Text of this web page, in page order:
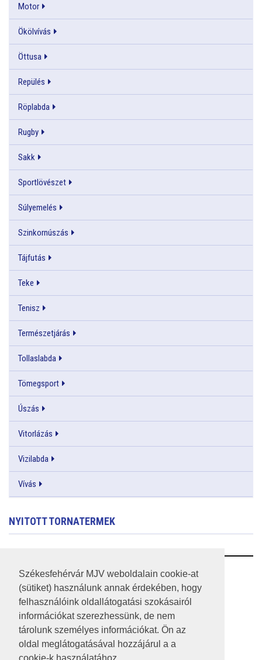
Székesfehérvár MJV weboldalain cookie-at
(sütiket) használunk annak érdekében, hogy
felhasználóink oldallátogatási szokásairól
információkat szerezhessünk, de nem
tárolunk személyes információkat. Ön az
oldal meglátogatásával hozzájárul a a
Motor
Ökölvívás
Öttusa
Repülés
Röplabda
Rugby
Sakk
Sportlövészet
Súlyemelés
Szinkornúszás
Tájfutás
Teke
Tenisz
Természetjárás
Tollaslabda
Tömegsport
Úszás
Vitorlázás
Vizilabda
Vívás
NYITOTT TORNATERMEK
RSS
A HONLAP 2017.03.31-I ÁLLAPOTA
JOGI NYILATKOZAT
IMPRESSZUM